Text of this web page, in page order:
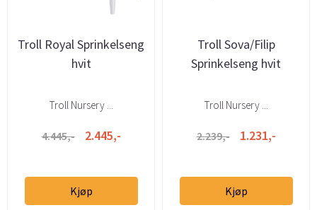
Troll Royal Sprinkelseng
hvit
Troll Nursery ...
4.445,- 2.445,-
Kjøp
Troll Sova/Filip
Sprinkelseng hvit
Troll Nursery ...
2.239,- 1.231,-
Kjøp